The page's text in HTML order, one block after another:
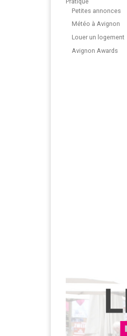
Petites annonces
Météo à Avignon
Louer un logement
Avignon Awards